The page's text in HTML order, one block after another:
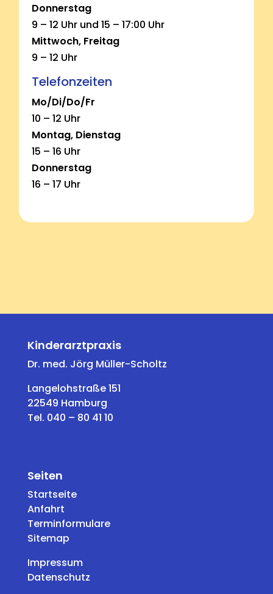
Donnerstag
9 – 12 Uhr und 15 – 17:00 Uhr
Mittwoch, Freitag
9 – 12 Uhr
Telefonzeiten
Mo/Di/Do/Fr
10 – 12 Uhr
Montag, Dienstag
15 – 16 Uhr
Donnerstag
16 – 17 Uhr
Kinderarztpraxis
Dr. med. Jörg Müller-Scholtz
Langelohstraße 151
22549 Hamburg
Tel. 040 – 80 41 10
Seiten
Startseite
Anfahrt
Terminformulare
Sitemap
Impressum
Datenschutz